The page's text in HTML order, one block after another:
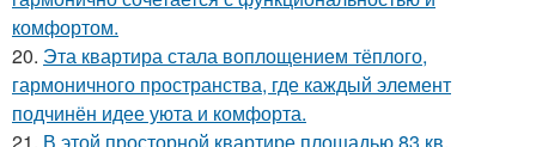
комфортом.
20. Эта квартира стала воплощением тёплого,
гармоничного пространства, где каждый элемент
подчинён идее уюта и комфорта.